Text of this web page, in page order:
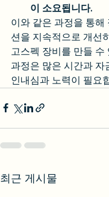
이 소요됩니다.
이와 같은 과정을 통해
션을 지속적으로 개선
고스펙 장비를 만들 수
과정은 많은 시간과 자
인내심과 노력이 필요
최근 게시물